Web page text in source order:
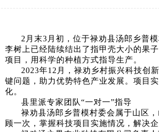
2月末3月初，位于禄劝县汤郎乡普
李树上已经陆续结出了指甲壳大小的果
项目，用科学的种植方式指导生产。
2023年12月，禄劝乡村振兴科技创
键问题，助力优势特色产业发展。项目
化。
县里派专家团队“一对一”指导
禄劝县汤郎乡普模村委会属于山区
顾一次，掌握科技项目实施情况，解决企